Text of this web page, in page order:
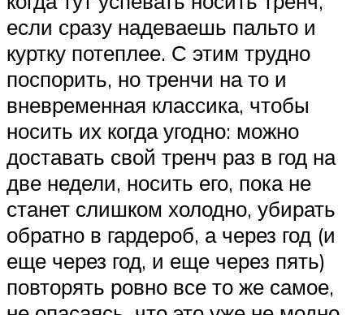
если сразу надеваешь пальто и
куртку потеплее. С этим трудно
поспорить, но тренчи на то и
вневременная классика, чтобы
носить их когда угодно: можно
доставать свой тренч раз в год на
две недели, носить его, пока не
станет слишком холодно, убирать
обратно в гардероб, а через год (и
еще через год, и еще через пять)
повторять ровно все то же самое,